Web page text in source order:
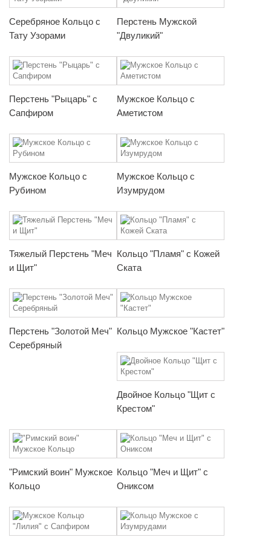
Серебряное Кольцо с
Тату Узорами
Перстень Мужской
"Двуликий"
Перстень "Рыцарь" с
Сапфиром
Мужское Кольцо с
Аметистом
Мужское Кольцо с
Рубином
Мужское Кольцо с
Изумрудом
Тяжелый Перстень "Меч
и Щит"
Кольцо "Пламя" с Кожей
Ската
Перстень "Золотой Меч"
Серебряный
Кольцо Мужское "Кастет"
Двойное Кольцо "Щит с
Крестом"
"Римский воин" Мужское
Кольцо
Кольцо "Меч и Щит" с
Ониксом